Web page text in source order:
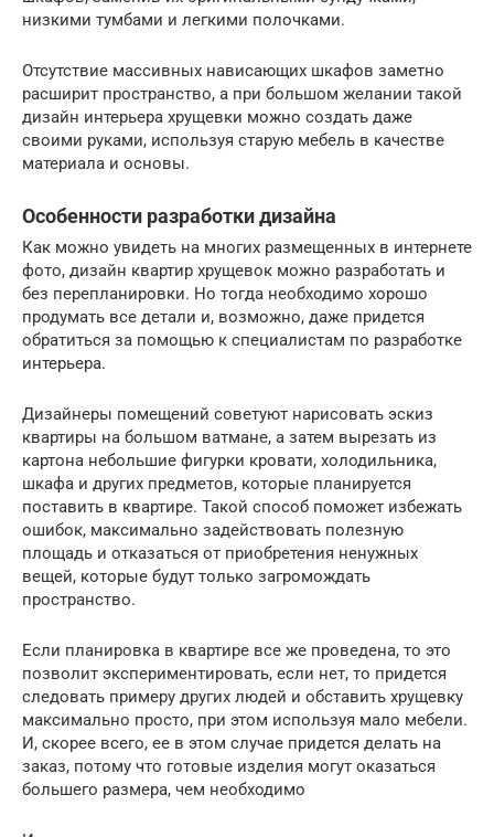
низкими тумбами и легкими полочками.
Отсутствие массивных нависающих шкафов заметно
расширит пространство, а при большом желании такой
дизайн интерьера хрущевки можно создать даже
своими руками, используя старую мебель в качестве
материала и основы.
Особенности разработки дизайна
Как можно увидеть на многих размещенных в интернете
фото, дизайн квартир хрущевок можно разработать и
без перепланировки. Но тогда необходимо хорошо
продумать все детали и, возможно, даже придется
обратиться за помощью к специалистам по разработке
интерьера.
Дизайнеры помещений советуют нарисовать эскиз
квартиры на большом ватмане, а затем вырезать из
картона небольшие фигурки кровати, холодильника,
шкафа и других предметов, которые планируется
поставить в квартире. Такой способ поможет избежать
ошибок, максимально задействовать полезную
площадь и отказаться от приобретения ненужных
вещей, которые будут только загромождать
пространство.
Если планировка в квартире все же проведена, то это
позволит экспериментировать, если нет, то придется
следовать примеру других людей и обставить хрущевку
максимально просто, при этом используя мало мебели.
И, скорее всего, ее в этом случае придется делать на
заказ, потому что готовые изделия могут оказаться
большего размера, чем необходимо